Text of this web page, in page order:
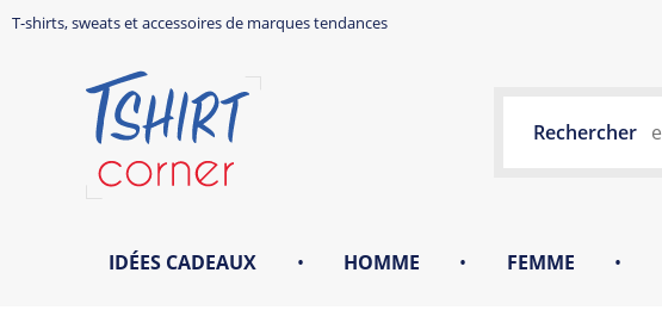
T-shirts, sweats et accessoires de marques tendances
Rechercher
IDÉES CADEAUX • HOMME • FEMME •